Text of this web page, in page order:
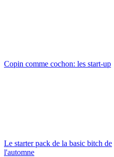
Copin comme cochon: les start-up
Le starter pack de la basic bitch de
l'automne